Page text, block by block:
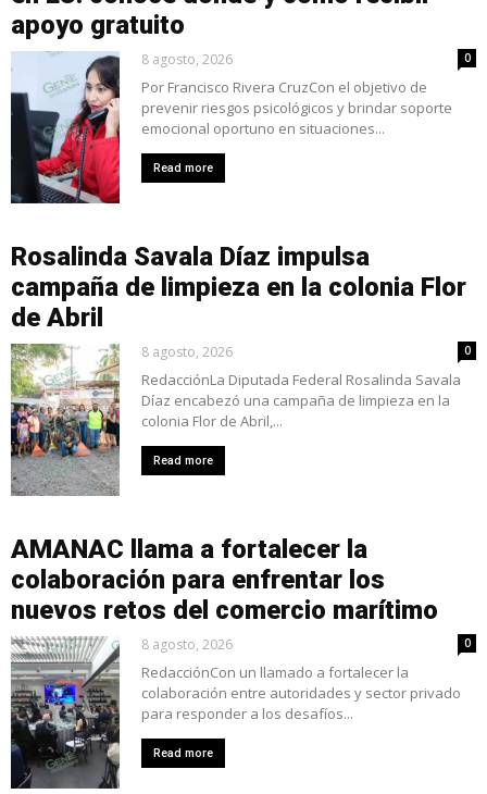
apoyo gratuito
8 agosto, 2026 0
Por Francisco Rivera CruzCon el objetivo de
prevenir riesgos psicológicos y brindar soporte
emocional oportuno en situaciones...
Read more
Rosalinda Savala Díaz impulsa
campaña de limpieza en la colonia Flor
de Abril
8 agosto, 2026 0
RedacciónLa Diputada Federal Rosalinda Savala
Díaz encabezó una campaña de limpieza en la
colonia Flor de Abril,...
Read more
AMANAC llama a fortalecer la
colaboración para enfrentar los
nuevos retos del comercio marítimo
8 agosto, 2026 0
RedacciónCon un llamado a fortalecer la
colaboración entre autoridades y sector privado
para responder a los desafíos...
Read more